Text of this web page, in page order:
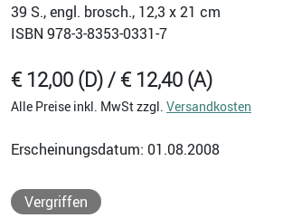
39 S., engl. brosch., 12,3 x 21 cm
ISBN 978-3-8353-0331-7
€ 12,00 (D) / € 12,40 (A)
Alle Preise inkl. MwSt zzgl. Versandkosten
Erscheinungsdatum: 01.08.2008
Vergriffen